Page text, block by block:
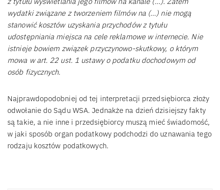
wydatki związane z tworzeniem filmów na (…) nie mogą
stanowić kosztów uzyskania przychodów z tytułu
udostępniania miejsca na cele reklamowe w internecie. Nie
istnieje bowiem związek przyczynowo-skutkowy, o którym
mowa w art. 22 ust. 1 ustawy o podatku dochodowym od
osób fizycznych.
Najprawdopodobniej od tej interpretacji przedsiębiorca złoży
odwołanie do Sądu WSA. Jednakże na dzień dzisiejszy fakty
są takie, a nie inne i przedsiębiorcy muszą mieć świadomość,
w jaki sposób organ podatkowy podchodzi do uznawania tego
rodzaju kosztów podatkowych.